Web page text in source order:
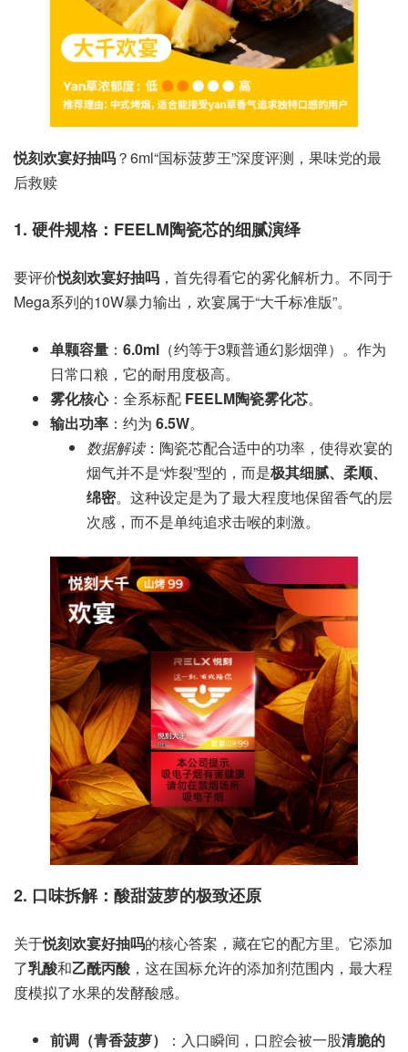
悦刻欢宴好抽吗？6ml“国标菠萝王”深度评测，果味党的最
后救赎
1. 硬件规格：FEELM陶瓷芯的细腻演绎
要评价悦刻欢宴好抽吗 ，首先得看它的雾化解析力。不同于
Mega系列的10W暴力输出，欢宴属于“大千标准版”。
单颗容量 ： 6.0ml （约等于3颗普通幻影烟弹）。作为
日常口粮，它的耐用度极高。
雾化核心：全系标配 FEELM陶瓷雾化芯。
输出功率 ：约为 6.5W。
数据解读：陶瓷芯配合适中的功率，使得欢宴的
烟气并不是“炸裂”型的，而是极其细腻、柔顺、
绵密。这种设定是为了最大程度地保留香气的层
次感，而不是单纯追求击喉的刺激。
2. 口味拆解：酸甜菠萝的极致还原
关于悦刻欢宴好抽吗的核心答案，藏在它的配方里。它添加
了乳酸和乙酰丙酸 ，这在国标允许的添加剂范围内，最大程
度模拟了水果的发酵酸感。
前调（青香菠萝） ：入口瞬间，口腔会被一股清脆的